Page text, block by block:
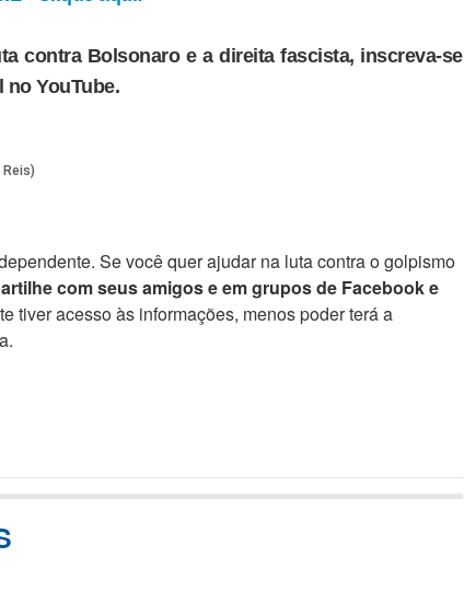
contra Bolsonaro e a direita fascista, inscreva-se
no YouTube.
Se você quer ajudar na luta contra o golpismo
com seus amigos e em grupos de Facebook e
tiver acesso às informações, menos poder terá a